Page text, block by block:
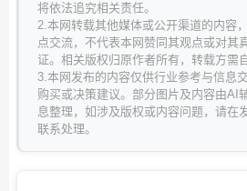
将依法追究相关责任。
2.本网转载其他媒体或公开渠道的内容
点交流，不代表本网赞同其观点或对其
证。相关版权归原作者所有，转载方需
3.本网发布的内容仅供行业参考与信息
购买或决策建议。部分图片及内容由AI
息整理，如涉及版权或内容问题，请在
联系处理。